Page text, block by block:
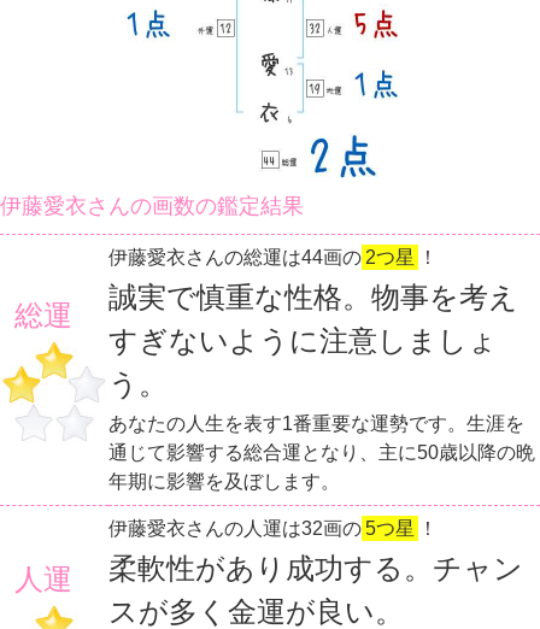
伊藤愛衣さんの画数の鑑定結果
総運
伊藤愛衣さんの総運は44画の 2つ星 ！
誠実で慎重な性格。物事を考え
すぎないように注意しましょ
う。
あなたの人生を表す1番重要な運勢です。生涯を
通じて影響する総合運となり、主に50歳以降の晩
年期に影響を及ぼします。
人運
伊藤愛衣さんの人運は32画の5つ星 ！
柔軟性があり成功する。チャン
スが多く金運が良い。